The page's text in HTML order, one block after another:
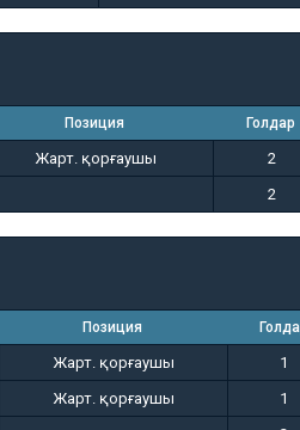
Позиция Голдар
Жарт. қорғаушы 2
2
Позиция
Жарт. қорғаушы 1
Жарт. қорғаушы 1